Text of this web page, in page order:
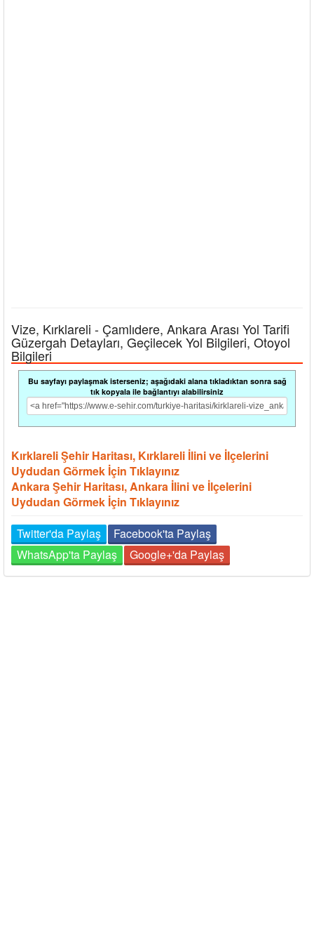
Vize, Kırklareli - Çamlıdere, Ankara Arası Yol Tarifi
Güzergah Detayları, Geçilecek Yol Bilgileri, Otoyol
Bilgileri
Bu sayfayı paylaşmak isterseniz; aşağıdaki alana tıkladıktan sonra sağ
tık kopyala ile bağlantıyı alabilirsiniz
Kırklareli Şehir Haritası, Kırklareli İlini ve İlçelerini
Uydudan Görmek İçin Tıklayınız
Ankara Şehir Haritası, Ankara İlini ve İlçelerini
Uydudan Görmek İçin Tıklayınız
Twitter'da Paylaş
Facebook'ta Paylaş
WhatsApp'ta Paylaş
Google+'da Paylaş